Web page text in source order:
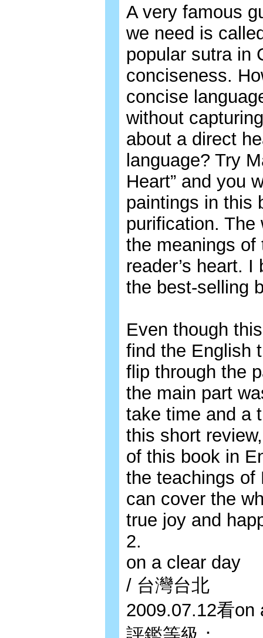
A very famous
we need is
popular sutra in
conciseness.
concise
without
about a direct
language? Try
Heart” and you
paintings in this
purification.
the meanings of
reader’s heart.
the best-selling
Even though
find the English
flip through the
the main part
take time and a
this short
of this book in
the teachings of
can cover the
true joy and
2.
on a clear day
/ 台灣台北
2009.07.12看on